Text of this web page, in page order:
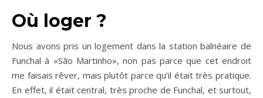
Où loger ?
Nous avons pris un logement dans la station balnéaire de
Funchal à «São Martinho», non pas parce que cet endroit
me faisais rêver, mais plutôt parce qu’il était très pratique.
En effet, il était central, très proche de Funchal, et surtout,